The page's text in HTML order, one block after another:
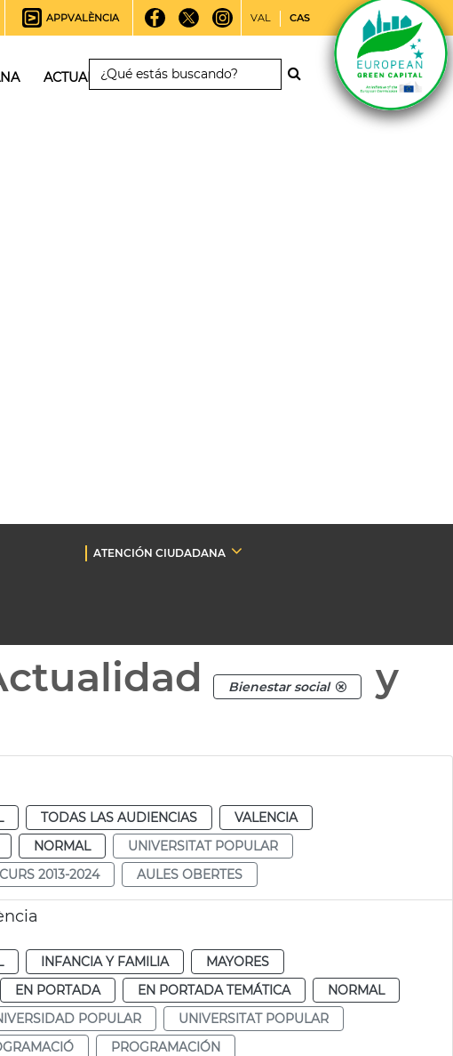
APPVALÈNCIA VAL CAS
ACTUALIDAD
ATENCIÓN CIUDADANA
Bienestar social
y
TODAS LAS AUDIENCIAS
VALENCIA
NORMAL
UNIVERSITAT POPULAR
CURS 2013-2024 AULES OBERTES
INFANCIA Y FAMILIA
MAYORES
EN PORTADA EN PORTADA TEMÁTICA
NORMAL
POPULAR
UNIVERSITAT POPULAR
PROGRAMACIÓN